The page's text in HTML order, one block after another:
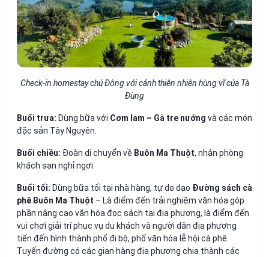
Check-in homestay chú Đông với cảnh thiên nhiên hùng vĩ của Tà
Đùng
Buổi trưa: Dùng bữa với Cơm lam – Gà tre nướng và các món
đặc sản Tây Nguyên.
Buổi chiều: Đoàn di chuyển về Buôn Ma Thuột, nhận phòng
khách sạn nghỉ ngơi.
Buổi tối: Dùng bữa tối tại nhà hàng, tự do dạo Đường sách cà
phê Buôn Ma Thuột – Là điểm đến trải nghiệm văn hóa góp
phần nâng cao văn hóa đọc sách tại địa phương, là điểm đến
vui chơi giải trí phục vụ du khách và người dân địa phương
tiến đến hình thành phố đi bộ, phố văn hóa lễ hội cà phê.
Tuyến đường có các gian hàng địa phương chia thành các